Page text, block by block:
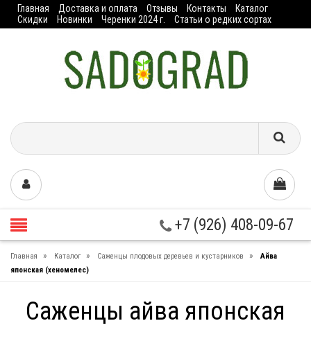
Главная Доставка и оплата Отзывы Контакты
Каталог
Скидки
Новинки Черенки 2024 г. Статьи о редких сортах
+7 (926) 408-09-67
Главная » Каталог » Саженцы плодовых деревьев и кустарников »
Айва
японская (хеномелес)
Саженцы айва японская